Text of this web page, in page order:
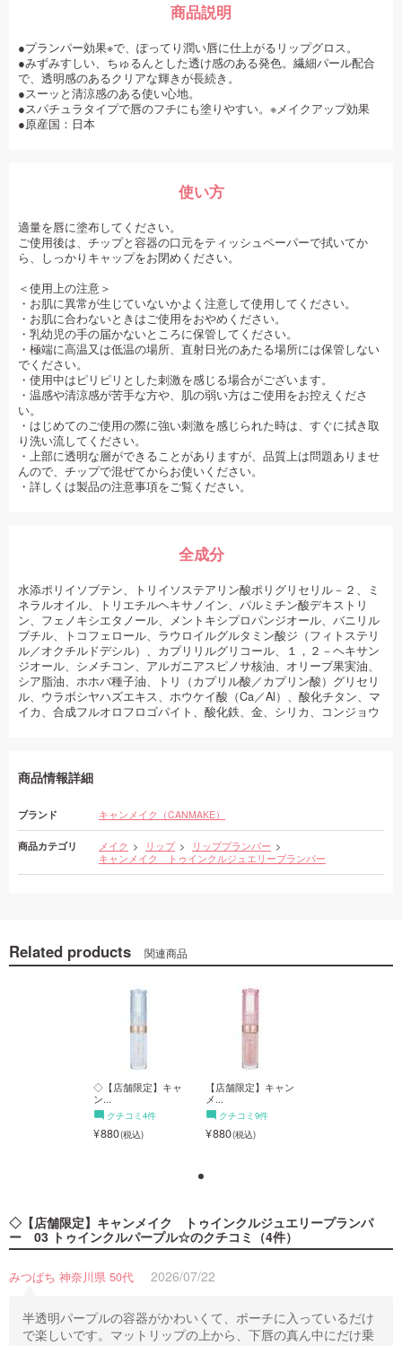
商品説明
●プランパー効果※で、ぽってり潤い唇に仕上がるリップグロス。
●みずみすしい、ちゅるんとした透け感のある発色。繊細パール配合
で、透明感のあるクリアな輝きが長続き。
●スーッと清涼感のある使い心地。
●スパチュラタイプで唇のフチにも塗りやすい。※メイクアップ効果
●原産国：日本
使い方
適量を唇に塗布してください。
ご使用後は、チップと容器の口元をティッシュペーパーで拭いてか
ら、しっかりキャップをお閉めください。
＜使用上の注意＞
・お肌に異常が生じていないかよく注意して使用してください。
・お肌に合わないときはご使用をおやめください。
・乳幼児の手の届かないところに保管してください。
・極端に高温又は低温の場所、直射日光のあたる場所には保管しない
でください。
・使用中はピリピリとした刺激を感じる場合がございます。
・温感や清涼感が苦手な方や、肌の弱い方はご使用をお控えくださ
い。
・はじめてのご使用の際に強い刺激を感じられた時は、すぐに拭き取
り洗い流してください。
・上部に透明な層ができることがありますが、品質上は問題ありませ
んので、チップで混ぜてからお使いください。
・詳しくは製品の注意事項をご覧ください。
全成分
水添ポリイソブテン、トリイソステアリン酸ポリグリセリル－２、ミ
ネラルオイル、トリエチルヘキサノイン、パルミチン酸デキストリ
ン、フェノキシエタノール、メントキシプロパンジオール、バニリル
ブチル、トコフェロール、ラウロイルグルタミン酸ジ（フィトステリ
ル／オクチルドデシル）、カプリリルグリコール、１，２－ヘキサン
ジオール、シメチコン、アルガニアスピノサ核油、オリーブ果実油、
シア脂油、ホホバ種子油、トリ（カプリル酸／カプリン酸）グリセリ
ル、ウラボシヤハズエキス、ホウケイ酸（Ca／Al）、酸化チタン、マ
イカ、合成フルオロフロゴパイト、酸化鉄、金、シリカ、コンジョウ
商品情報詳細
ブランド キャンメイク（CANMAKE）
商品カテゴリ メイク リップ
リッププランパー
キャンメイク トゥインクルジュエリープランパー
Related products 関連商品
◇【店舗限定】キャ
ン...
クチコミ4件
880
【店舗限定】キャン
メ...
クチコミ9件
880
◇【店舗限定】キャンメイク トゥインクルジュエリープランパ
ー 03 トゥインクルパープル☆のクチコミ（4件）
みつばち 神奈川県 50代 2026/07/22
半透明パープルの容器がかわいくて、ポーチに入っているだけ
で楽しいです。マットリップの上から、下唇の真ん中にだけ乗